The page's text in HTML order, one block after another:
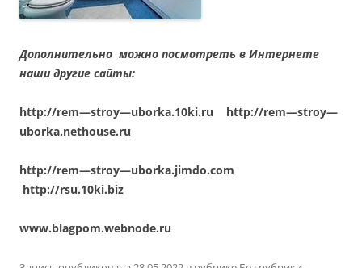
Дополнительно можно посмотреть в Интернете
наши другие сайты:
http://rem—stroy—uborka.10ki.ru http://rem—stroy—
uborka.nethouse.ru
http://rem—stroy—uborka.jimdo.com
http://rsu.10ki.biz
www.blagpom.webnode.ru